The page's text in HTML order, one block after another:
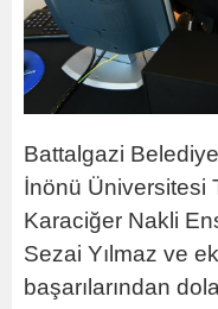
Battalgazi
İnönü Üniversitesi
Karaciğer Nakli
Sezai Yılmaz ve
başarılarından